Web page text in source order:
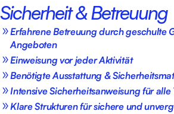
Sicherheit & Betreuung
Erfahrene Betreuung durch geschulte
Angeboten
Einweisung vor jeder Aktivität
Benötigte Ausstattung &
Intensive Sicherheitsanweisung für
Klare Strukturen für sichere und